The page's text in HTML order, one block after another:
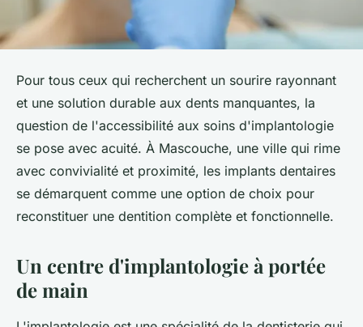
Pour tous ceux qui recherchent un sourire rayonnant
et une solution durable aux dents manquantes, la
question de l'accessibilité aux soins d'implantologie
se pose avec acuité. À Mascouche, une ville qui rime
avec convivialité et proximité, les implants dentaires
se démarquent comme une option de choix pour
reconstituer une dentition complète et fonctionnelle.
Un centre d'implantologie à portée
de main